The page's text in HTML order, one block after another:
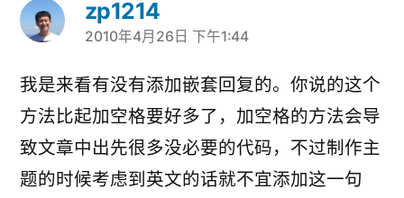
zp1214
说：
2010年4月26日 下午1:44
我是来看有没有添加嵌套回复的。你说的这个
方法比起加空格要好多了，加空格的方法会导
致文章中出先很多没必要的代码，不过制作主
题的时候考虑到英文的话就不宜添加这一句